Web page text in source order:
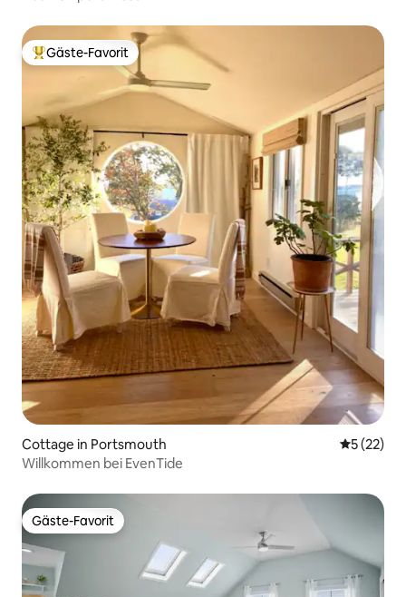
Beliebter Gäste-Favorit.
Gäste-Favorit
Cottage in Portsmouth
5 (22)
Willkommen bei EvenTide
Gäste-Favorit
Gäste-Favorit